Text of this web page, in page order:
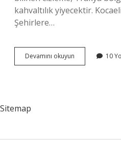
kahvaltılık yiyecektir.
Şehirlere…
Devamını okuyun Cızlama
Hangi
10
Sitemap